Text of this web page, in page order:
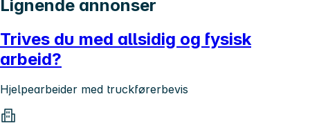
Lignende annonser
Trives du med allsidig og fysisk
arbeid?
Hjelpearbeider med truckførerbevis